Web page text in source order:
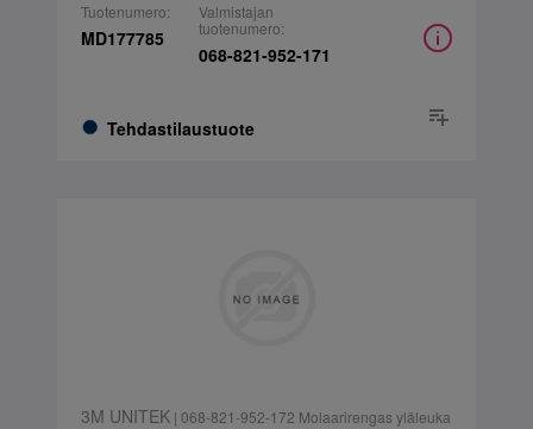
Tuotenumero:
MD177785
Tehdastilaustuote
Valmistajan
tuotenumero:
068-821-952-171
3M UNITEK| 068-821-952-172 Molaarirengas yläleuka